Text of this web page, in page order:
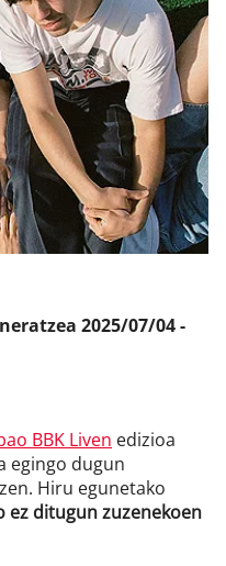
2025/07/04 -
BBK Liven edizioa
egingo dugun
Hiru egunetako
ez ditugun zuzenekoen